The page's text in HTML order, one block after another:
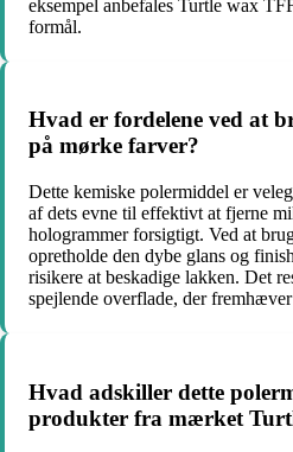
eksempel anbefales Turtle wax
formål.
Hvad er fordelene ved at
på mørke farver?
Dette kemiske polermiddel er
af dets evne til effektivt at fjerne
hologrammer forsigtigt. Ved at
opretholde den dybe glans og
risikere at beskadige lakken. Det
spejlende overflade, der
Hvad adskiller dette
produkter fra mærket